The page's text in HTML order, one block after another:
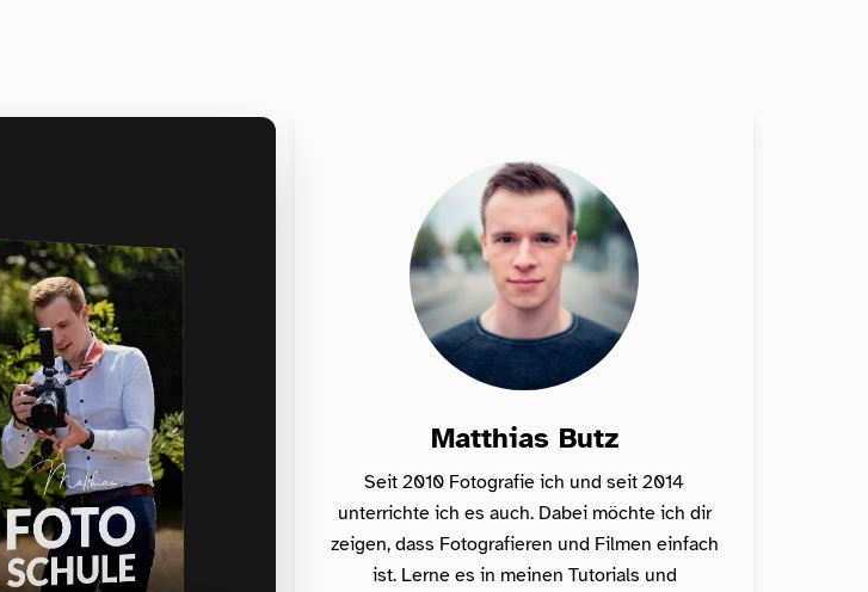
Matthias Butz
Seit 2010 Fotografie ich und seit 2014
unterrichte ich es auch. Dabei möchte ich dir
zeigen, dass Fotografieren und Filmen einfach
ist. Lerne es in meinen Tutorials und